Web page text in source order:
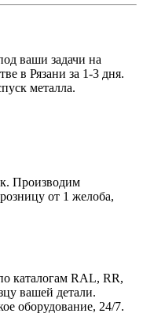
ваши задачи на
в Рязани за 1-3 дня.
металла.
Производим
от 1 желоба,
каталогам RAL, RR,
вашей детали.
оборудование, 24/7.